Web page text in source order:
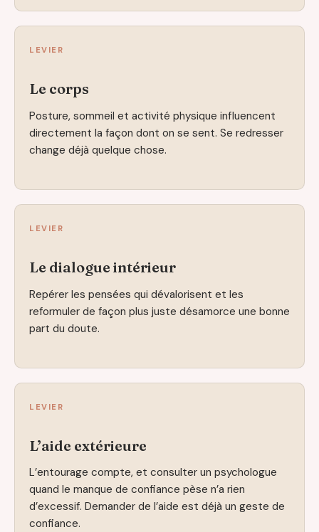
LEVIER
Le corps
Posture, sommeil et activité physique influencent
directement la façon dont on se sent. Se redresser
change déjà quelque chose.
LEVIER
Le dialogue intérieur
Repérer les pensées qui dévalorisent et les
reformuler de façon plus juste désamorce une bonne
part du doute.
LEVIER
L’aide extérieure
L’entourage compte, et consulter un psychologue
quand le manque de confiance pèse n’a rien
d’excessif. Demander de l’aide est déjà un geste de
confiance.